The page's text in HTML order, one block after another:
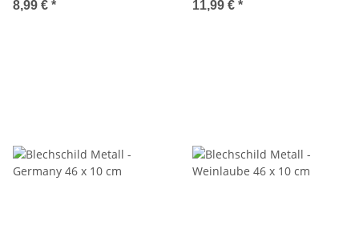
Reisemagnet Mitbringsel
8,99 € * 11,99 € *